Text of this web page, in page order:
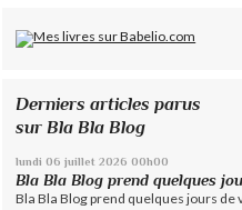
Derniers articles parus
sur Bla Bla Blog
lundi 06 juillet 2026 00h00
Bla Bla Blog prend quelques
Bla Bla Blog prend quelques jours de